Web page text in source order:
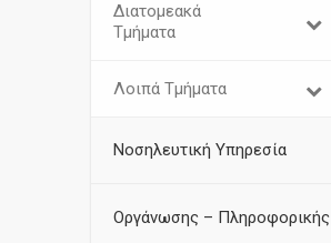
Διατομεακά
Τμήματα
Λοιπά Τμήματα
Νοσηλευτική Υπηρεσία
Οργάνωσης – Πληροφορικής